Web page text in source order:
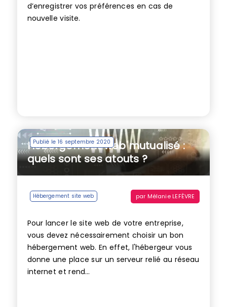
d’enregistrer vos préférences en cas de
nouvelle visite.
Publié le 16 septembre 2020
Hébergement web mutualisé :
quels sont ses atouts ?
Hébergement site web par Mélanie LEFÈVRE
Pour lancer le site web de votre entreprise,
vous devez nécessairement choisir un bon
hébergement web. En effet, l'hébergeur vous
donne une place sur un serveur relié au réseau
internet et rend...